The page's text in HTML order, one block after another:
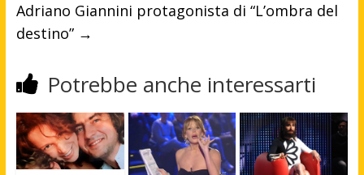
Adriano Giannini protagonista di “L’ombra del
destino” →
Potrebbe anche interessarti